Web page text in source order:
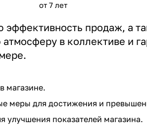
от 7 лет
продаж, а
в коллективе и
магазине.
меры для достижения и
улучшения показателей магазина.